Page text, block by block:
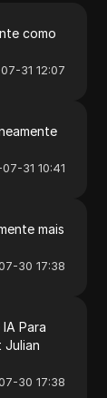
como
31 12:07
31 10:41
mais
30 17:38
Para
Julian
30 17:38